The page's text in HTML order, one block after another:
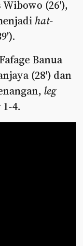
(26'),
hat-
Banua
(28') dan
leg
4.